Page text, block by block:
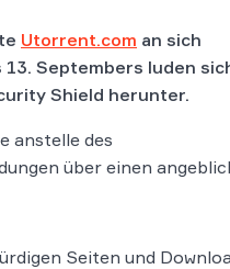
Utorrent.com an sich
Septembers luden
Shield herunter.
anstelle des
über einen
Seiten und